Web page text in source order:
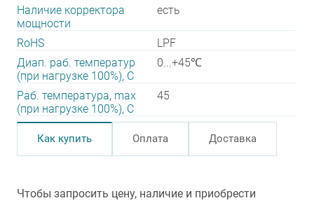
Наличие корректора
мощности
есть
RoHS
LPF
Диап. раб. температур
(при нагрузке 100%), C
0...+45℃
Раб. температура, max
(при нагрузке 100%), C
45
Как купить Оплата Доставка
Чтобы запросить цену, наличие и приобрести